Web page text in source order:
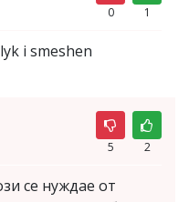
0 1
i smeshen
5 2
се нуждае от